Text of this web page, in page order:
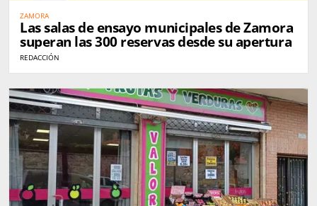
ZAMORA
Las salas de ensayo municipales de Zamora
superan las 300 reservas desde su apertura
REDACCIÓN